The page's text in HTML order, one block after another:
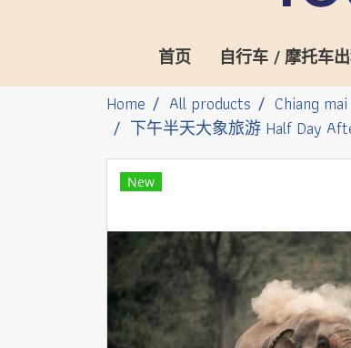
首页 自行车 / 摩托车
Home
All products Chiang mai
下午半天大象旅游 Half Day
New